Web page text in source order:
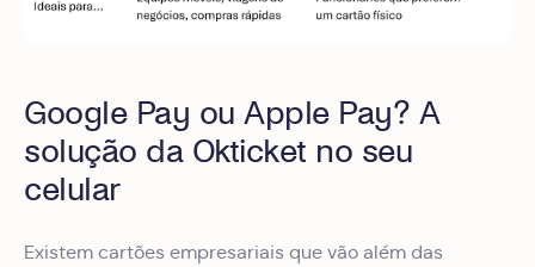
Google Pay ou Apple Pay? A
solução da Okticket no seu
celular
Existem cartões empresariais que vão além das